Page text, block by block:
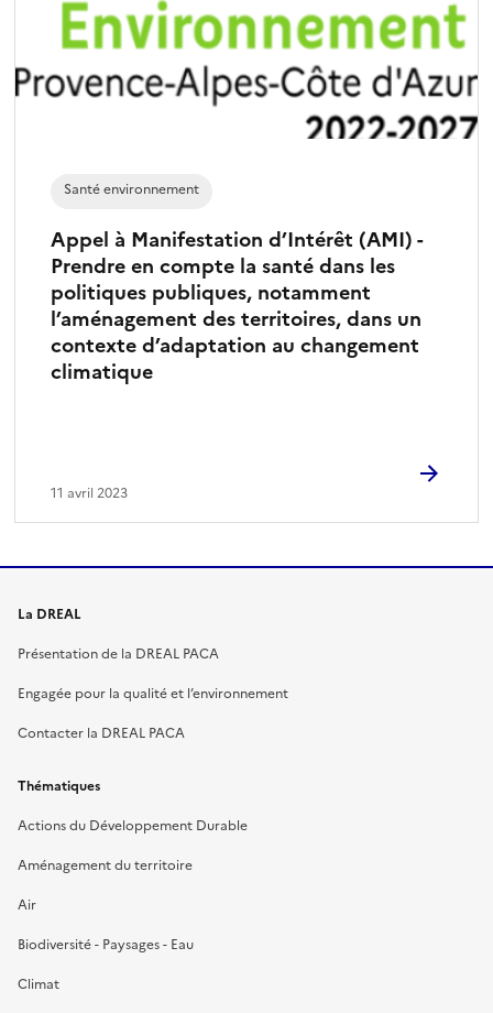
Appel à Manifestation d’Intérêt (AMI) -
Prendre en compte la santé dans les
politiques publiques, notamment
l’aménagement des territoires, dans un
contexte d’adaptation au changement
climatique
Santé environnement
11 avril 2023
La DREAL
Présentation de la DREAL PACA
Engagée pour la qualité et l’environnement
Contacter la DREAL PACA
Thématiques
Actions du Développement Durable
Aménagement du territoire
Air
Biodiversité - Paysages - Eau
Climat